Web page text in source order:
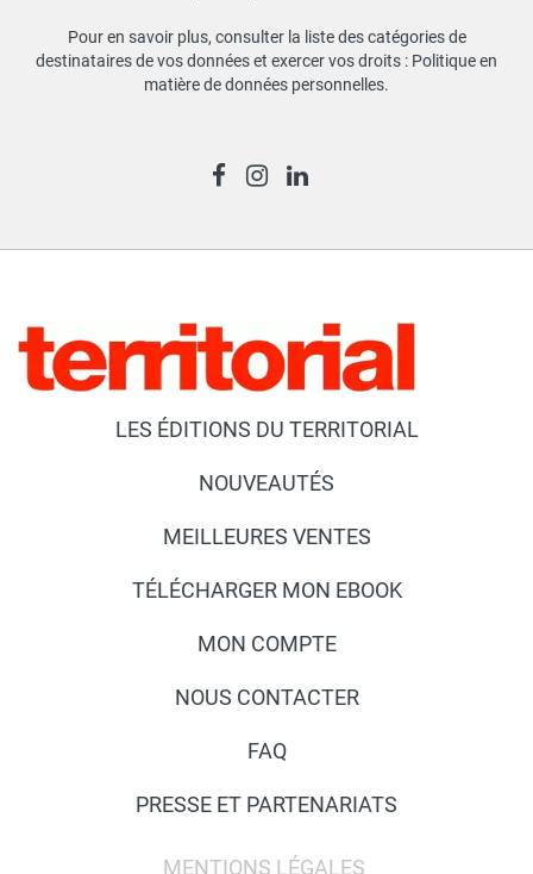
Pour en savoir plus, consulter la liste des catégories de
destinataires de vos données et exercer vos droits : Politique en
matière de données personnelles.
LES ÉDITIONS DU TERRITORIAL
NOUVEAUTÉS
MEILLEURES VENTES
TÉLÉCHARGER MON EBOOK
MON COMPTE
NOUS CONTACTER
FAQ
PRESSE ET PARTENARIATS
MENTIONS LÉGALES